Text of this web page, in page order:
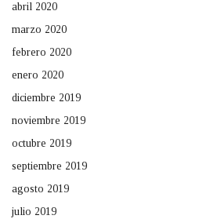
abril 2020
marzo 2020
febrero 2020
enero 2020
diciembre 2019
noviembre 2019
octubre 2019
septiembre 2019
agosto 2019
julio 2019